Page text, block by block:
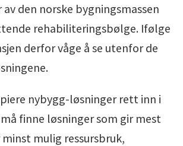
den norske bygningsmassen
rehabiliteringsbølge. Ifølge
derfor våge å se utenfor de
nybygg-løsninger rett inn i
finne løsninger som gir mest
mulig ressursbruk,